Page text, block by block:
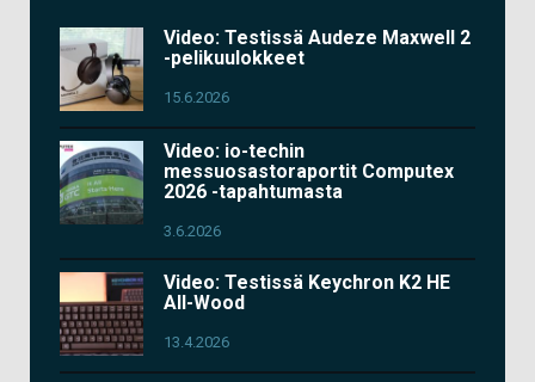
Video: Testissä Audeze Maxwell 2
-pelikuulokkeet
15.6.2026
Video: io-techin
messuosastoraportit Computex
2026 -tapahtumasta
3.6.2026
Video: Testissä Keychron K2 HE
All-Wood
13.4.2026